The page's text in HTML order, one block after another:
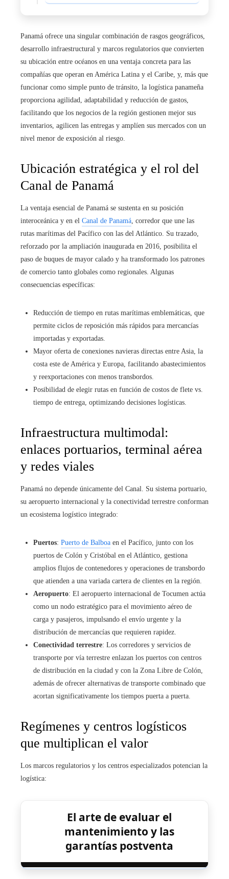
Panamá ofrece una singular combinación de rasgos geográficos,
desarrollo infraestructural y marcos regulatorios que convierten
su ubicación entre océanos en una ventaja concreta para las
compañías que operan en América Latina y el Caribe, y, más que
funcionar como simple punto de tránsito, la logística panameña
proporciona agilidad, adaptabilidad y reducción de gastos,
facilitando que los negocios de la región gestionen mejor sus
inventarios, agilicen las entregas y amplíen sus mercados con un
nivel menor de exposición al riesgo.
Ubicación estratégica y el rol del
Canal de Panamá
La ventaja esencial de Panamá se sustenta en su posición
interoceánica y en el Canal de Panamá , corredor que une las
rutas marítimas del Pacífico con las del Atlántico. Su trazado,
reforzado por la ampliación inaugurada en 2016, posibilita el
paso de buques de mayor calado y ha transformado los patrones
de comercio tanto globales como regionales. Algunas
consecuencias específicas:
Reducción de tiempo en rutas marítimas emblemáticas, que
permite ciclos de reposición más rápidos para mercancías
importadas y exportadas.
Mayor oferta de conexiones navieras directas entre Asia, la
costa este de América y Europa, facilitando abastecimientos
y reexportaciones con menos transbordos.
Posibilidad de elegir rutas en función de costos de flete vs.
tiempo de entrega, optimizando decisiones logísticas.
Infraestructura multimodal:
enlaces portuarios, terminal aérea
y redes viales
Panamá no depende únicamente del Canal. Su sistema portuario,
su aeropuerto internacional y la conectividad terrestre conforman
un ecosistema logístico integrado:
Puertos: Puerto de Balboa en el Pacífico, junto con los
puertos de Colón y Cristóbal en el Atlántico, gestiona
amplios flujos de contenedores y operaciones de transbordo
que atienden a una variada cartera de clientes en la región.
Aeropuerto: El aeropuerto internacional de Tocumen actúa
como un nodo estratégico para el movimiento aéreo de
carga y pasajeros, impulsando el envío urgente y la
distribución de mercancías que requieren rapidez.
Conectividad terrestre: Los corredores y servicios de
transporte por vía terrestre enlazan los puertos con centros
de distribución en la ciudad y con la Zona Libre de Colón,
además de ofrecer alternativas de transporte combinado que
acortan significativamente los tiempos puerta a puerta.
Regímenes y centros logísticos
que multiplican el valor
Los marcos regulatorios y los centros especializados potencian la
logística:
El arte de evaluar el
mantenimiento y las
garantías postventa